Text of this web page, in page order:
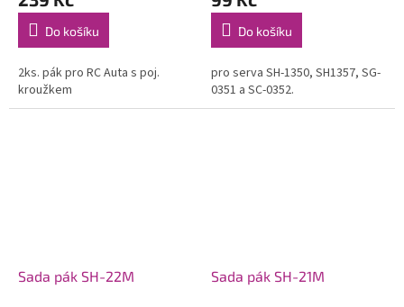
Do košíku
2ks. pák pro RC Auta s poj.
kroužkem
Do košíku
pro serva SH-1350, SH1357, SG-
0351 a SC-0352.
Sada pák SH-22M Sada pák SH-21M